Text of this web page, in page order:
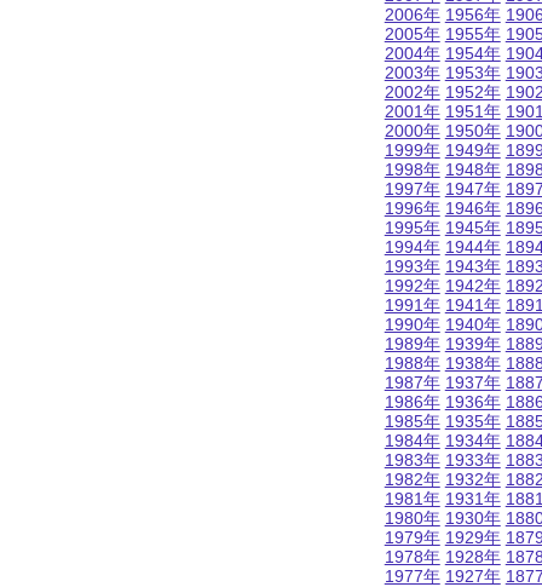
2006年
2005年
2004年
2003年
2002年
2001年
2000年
1999年
1998年
1997年
1996年
1995年
1994年
1993年
1992年
1991年
1990年
1989年
1988年
1987年
1986年
1985年
1984年
1983年
1982年
1981年
1980年
1979年
1978年
1977年
1956年
1955年
1954年
1953年
1952年
1951年
1950年
1949年
1948年
1947年
1946年
1945年
1944年
1943年
1942年
1941年
1940年
1939年
1938年
1937年
1936年
1935年
1934年
1933年
1932年
1931年
1930年
1929年
1928年
1927年